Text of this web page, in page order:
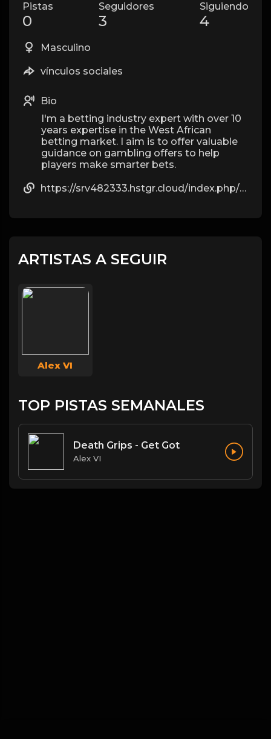
Pistas
0
Seguidores
3
Siguiendo
4
Masculino
vínculos sociales
Bio
I'm a betting industry expert with over 10
years expertise in the West African
betting market. I aim is to offer valuable
guidance on gambling offers to help
players make smarter bets.
https://srv482333.hstgr.cloud/index.php/The_Bet9ja_Promo_Code_2026_Is_YOHAIG
ARTISTAS A SEGUIR
Alex VI
TOP PISTAS SEMANALES
Death Grips - Get Got
Alex VI